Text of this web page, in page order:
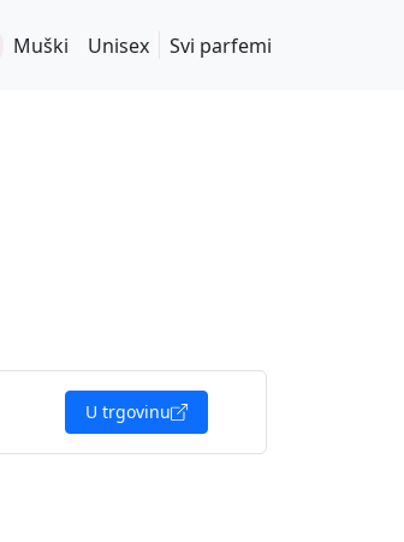
Muški Unisex Svi parfemi
U trgovinu